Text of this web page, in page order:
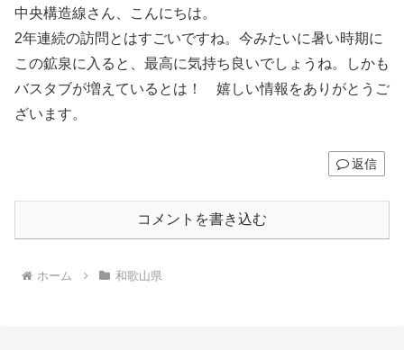
中央構造線さん、こんにちは。
2年連続の訪問とはすごいですね。今みたいに暑い時期に
この鉱泉に入ると、最高に気持ち良いでしょうね。しかも
バスタブが増えているとは！ 嬉しい情報をありがとうご
ざいます。
返信
コメントを書き込む
ホーム 和歌山県